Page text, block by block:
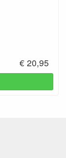
€ 20,95